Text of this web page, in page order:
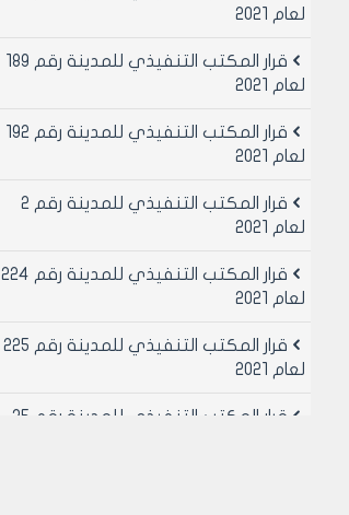
لعام 2021
قرار المكتب التنفيذي للمدينة رقم 189
لعام 2021
قرار المكتب التنفيذي للمدينة رقم 192
لعام 2021
قرار المكتب التنفيذي للمدينة رقم 2
لعام 2021
قرار المكتب التنفيذي للمدينة رقم 224
لعام 2021
قرار المكتب التنفيذي للمدينة رقم 225
لعام 2021
قرار المكتب التنفيذي للمدينة رقم 25